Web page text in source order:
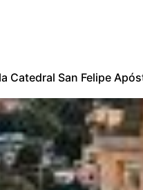
Catedral San Felipe